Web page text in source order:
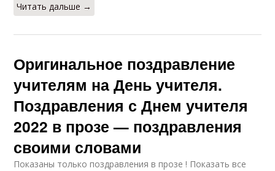
Читать дальше →
Оригинальное поздравление
учителям на День учителя.
Поздравления с Днем учителя
2022 в прозе — поздравления
своими словами
Показаны только поздравления в прозе ! Показать все